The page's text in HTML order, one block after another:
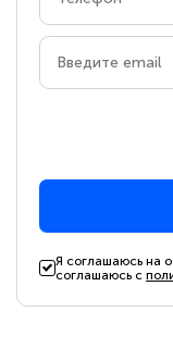
Я соглашаюсь на
соглашаюсь с